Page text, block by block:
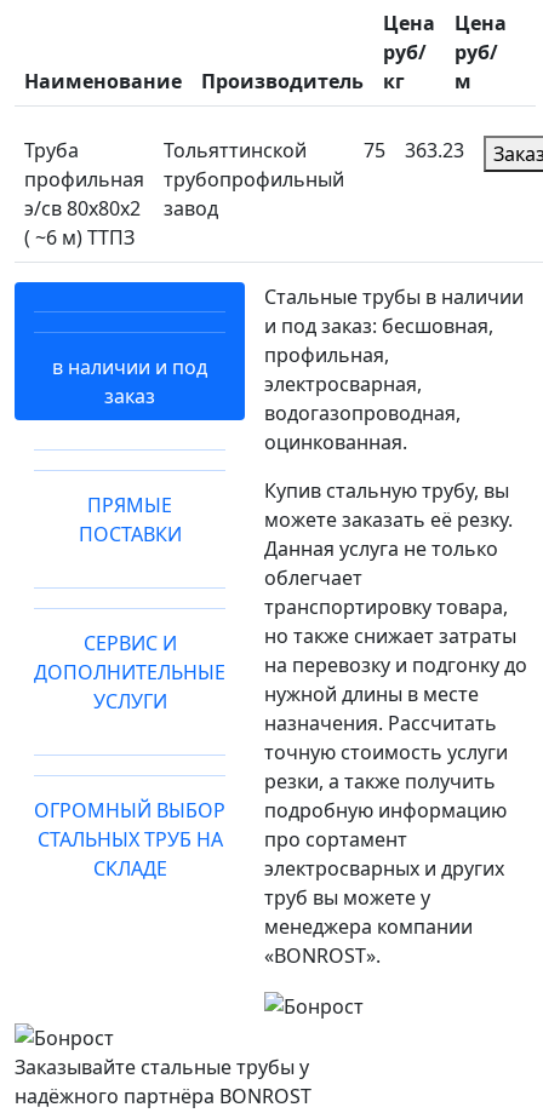
Наименование Производитель
Цена
руб/
кг
Цена
руб/
м
Труба
профильная
э/св 80х80х2
( ~6 м) ТТПЗ
Тольяттинской
трубопрофильный
завод
75 363.23
в наличии и под
заказ
ПРЯМЫЕ
ПОСТАВКИ
СЕРВИС И
ДОПОЛНИТЕЛЬНЫЕ
УСЛУГИ
ОГРОМНЫЙ ВЫБОР
СТАЛЬНЫХ ТРУБ НА
СКЛАДЕ
Стальные трубы в наличии
и под заказ: бесшовная,
профильная,
электросварная,
водогазопроводная,
оцинкованная.
Купив стальную трубу, вы
можете заказать её резку.
Данная услуга не только
облегчает
транспортировку товара,
но также снижает затраты
на перевозку и подгонку до
нужной длины в месте
назначения. Рассчитать
точную стоимость услуги
резки, а также получить
подробную информацию
про сортамент
электросварных и других
труб вы можете у
менеджера компании
«BONROST».
Заказывайте стальные трубы у
надёжного партнёра BONROST